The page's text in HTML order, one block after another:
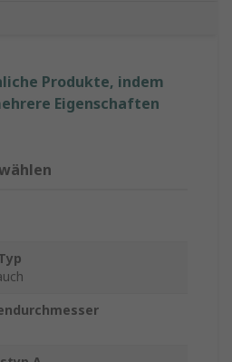
Produkte, indem
Eigenschaften